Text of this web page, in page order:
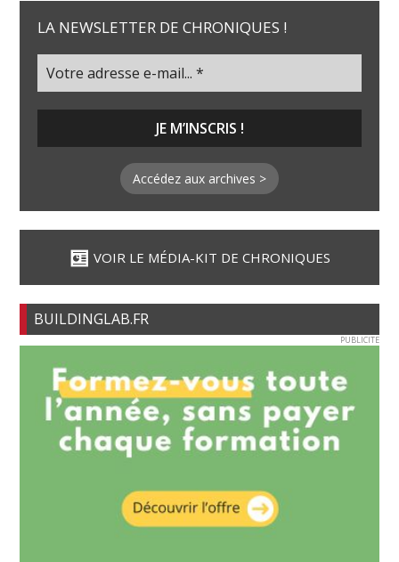
LA NEWSLETTER DE CHRONIQUES !
Accédez aux archives >
VOIR LE MÉDIA-KIT DE CHRONIQUES
BUILDINGLAB.FR
PUBLICITE